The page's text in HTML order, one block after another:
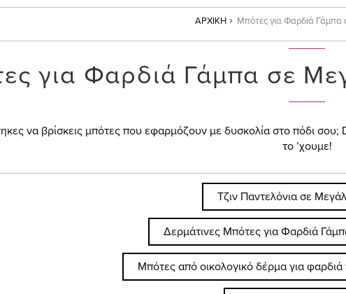
ΑΡΧΙΚΉ Μπότες για Φαρδιά Γάμπα
για Φαρδιά Γάμπα σε
να βρίσκεις μπότες που εφαρμόζουν με δυσκολία στο πόδι σου;
το ’χουμε!
Τζιν Παντελόνια σε
Δερμάτινες Μπότες για Φαρδιά
Μπότες από οικολογικό δέρμα για